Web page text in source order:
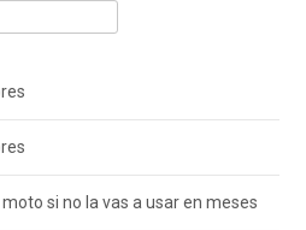
si no la vas a usar en meses